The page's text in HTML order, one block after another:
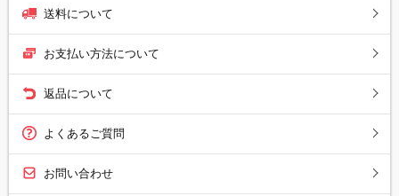
送料について
お支払い方法について
返品について
よくあるご質問
お問い合わせ